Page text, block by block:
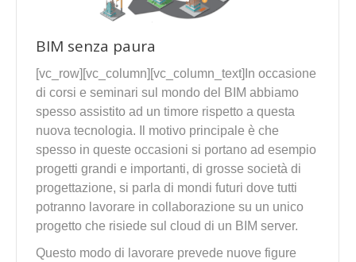
BIM senza paura
[vc_row][vc_column][vc_column_text]In occasione
di corsi e seminari sul mondo del BIM abbiamo
spesso assistito ad un timore rispetto a questa
nuova tecnologia. Il motivo principale è che
spesso in queste occasioni si portano ad esempio
progetti grandi e importanti, di grosse società di
progettazione, si parla di mondi futuri dove tutti
potranno lavorare in collaborazione su un unico
progetto che risiede sul cloud di un BIM server.
Questo modo di lavorare prevede nuove figure